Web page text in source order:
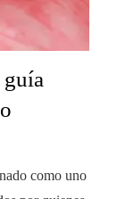
como uno